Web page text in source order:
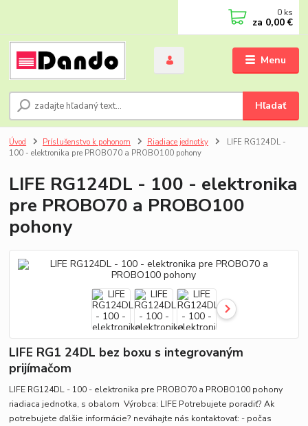
Menu
Hľadať
0 ks
za 0,00 €
Úvod Príslušenstvo k pohonom Riadiace jednotky
LIFE RG124DL -
100 - elektronika pre PROBO70 a PROBO100 pohony
LIFE RG124DL - 100 - elektronika
pre PROBO70 a PROBO100
pohony
LIFE RG1 24DL bez boxu s integrovaným
prijímačom
LIFE RG124DL - 100 - elektronika pre PROBO70 a PROBO100 pohony
riadiaca jednotka, s obalom Výrobca: LIFE Potrebujete poradiť? Ak
potrebujete ďalšie informácie? neváhajte nás kontaktovať: - počas